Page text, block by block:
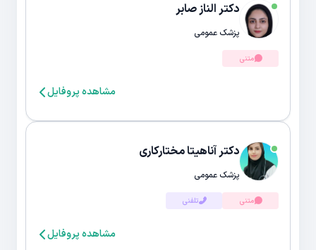
دکتر الناز صابر
پزشک عمومی
متنی
مشاهده پروفایل
دکتر آناهیتا مختارکاری
پزشک عمومی
متنی تلفنی
مشاهده پروفایل